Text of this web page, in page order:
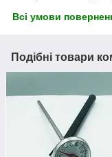
Всі умови
Подібні товари